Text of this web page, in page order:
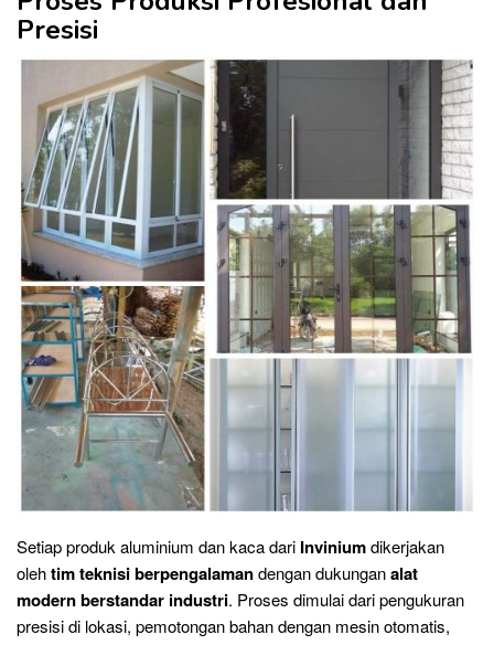
Presisi
Setiap produk aluminium dan kaca dari Inviniumdikerjakan
olehtim teknisi berpengalamandengan dukunganalat
modern berstandar industri. Proses dimulai dari pengukuran
presisi di lokasi, pemotongan bahan dengan mesin otomatis,